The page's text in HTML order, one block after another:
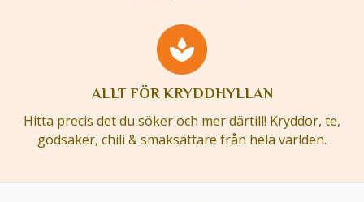
ALLT FÖR KRYDDHYLLAN
Hitta precis det du söker och mer därtill! Kryddor, te,
godsaker, chili & smaksättare från hela världen.